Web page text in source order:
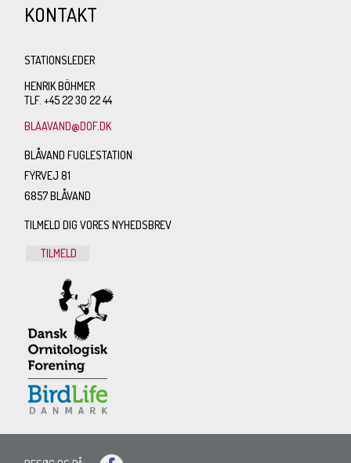
KONTAKT
STATIONSLEDER
HENRIK BÖHMER
TLF. +45 22 30 22 44
BLAAVAND@DOF.DK
BLÅVAND FUGLESTATION
FYRVEJ 81
6857 BLÅVAND
TILMELD DIG VORES NYHEDSBREV
TILMELD